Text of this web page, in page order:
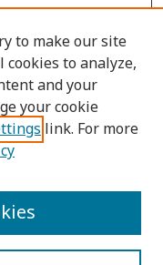
to make our site
cookies to analyze,
and your
your cookie
link. For more